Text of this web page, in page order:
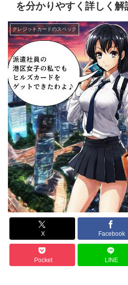
を分かりやすく詳しく解
クレジットカードのスペック
X Facebook
Pocket LINE